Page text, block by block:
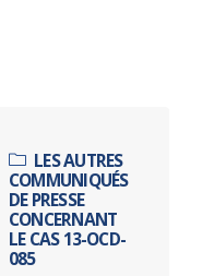
LES AUTRES
COMMUNIQUÉS
DE PRESSE
CONCERNANT
LE CAS 13-OCD-
085